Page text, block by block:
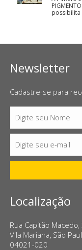
possibilita
Newsletter
Cadastre-se para
Nome
Digite seu Nome
E-
mail
Digite seu e-mail
Localização
Rua Capitão
Vila Mariana, São
04021-020